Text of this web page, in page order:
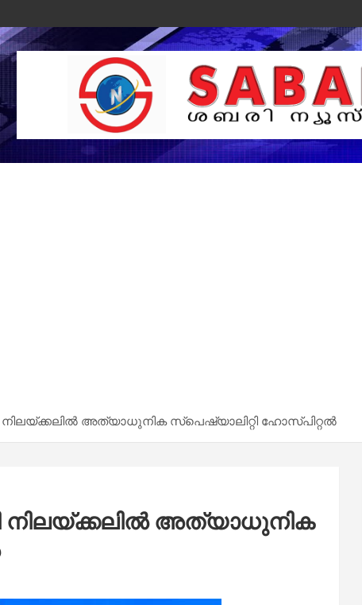
നിലയ്ക്കലിൽ അത്യാധുനിക സ്പെഷ്യാലിറ്റി ഹോസ്പിറ്റൽ
നിലയ്ക്കലിൽ അത്യാധുനിക